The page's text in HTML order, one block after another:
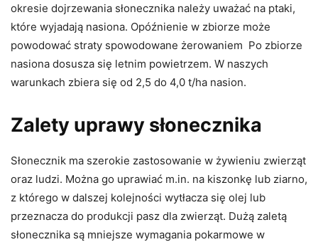
okresie dojrzewania słonecznika należy uważać na ptaki,
które wyjadają nasiona. Opóźnienie w zbiorze może
powodować straty spowodowane żerowaniem Po zbiorze
nasiona dosusza się letnim powietrzem. W naszych
warunkach zbiera się od 2,5 do 4,0 t/ha nasion.
Zalety uprawy słonecznika
Słonecznik ma szerokie zastosowanie w żywieniu zwierząt
oraz ludzi. Można go uprawiać m.in. na kiszonkę lub ziarno,
z którego w dalszej kolejności wytłacza się olej lub
przeznacza do produkcji pasz dla zwierząt. Dużą zaletą
słonecznika są mniejsze wymagania pokarmowe w